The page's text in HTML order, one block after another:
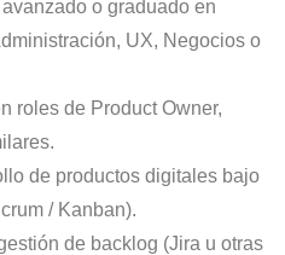
o graduado en
UX, Negocios o
roles de Product Owner,
de productos digitales bajo
/ Kanban).
de backlog (Jira u otras